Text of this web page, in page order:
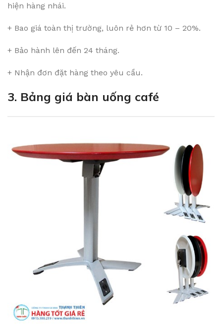
hiện hàng nhái.
+ Bao giá toàn thị trường, luôn rẻ hơn từ 10 – 20%.
+ Bảo hành lên đến 24 tháng.
+ Nhận đơn đặt hàng theo yêu cầu.
3. Bảng giá bàn uống café